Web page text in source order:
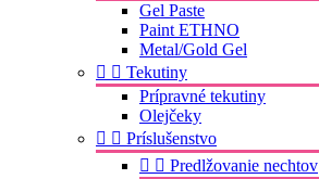
Gel Paste
Paint ETHNO
Metal/Gold Gel
  Tekutiny
Prípravné tekutiny
Olejčeky
  Príslušenstvo
  Predlžovanie nechtov